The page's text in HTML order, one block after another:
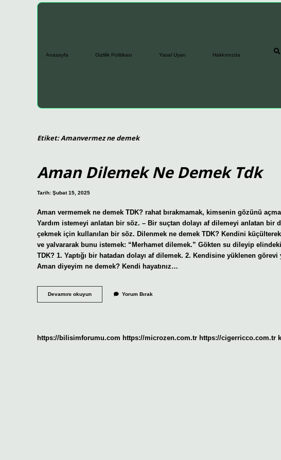
Anasayfa Gizlilik Politikası Yasal Uyarı Hakkımızda
Etiket:Amanvermez ne demek
Aman Dilemek Ne Demek Tdk
Tarih: Şubat 15, 2025
Aman vermemek ne demek TDK? rahat bırakmamak, kimsenin gözünü
Yardım istemeyi anlatan bir söz. – Bir suçtan dolayı af dilemeyi anlatan
çekmek için kullanılan bir söz. Dilenmek ne demek TDK? Kendini
ve yalvararak bunu istemek: “Merhamet dilemek.” Gökten su dileyip
TDK? 1. Yaptığı bir hatadan dolayı af dilemek. 2. Kendisine yüklenen
Aman diyeyim ne demek? Kendi hayatınız…
Devamını okuyunAman
Dilemek
Yorum Bırak
https://bilisimforumu.com https://microzen.com.tr https://cigerricco.com.tr